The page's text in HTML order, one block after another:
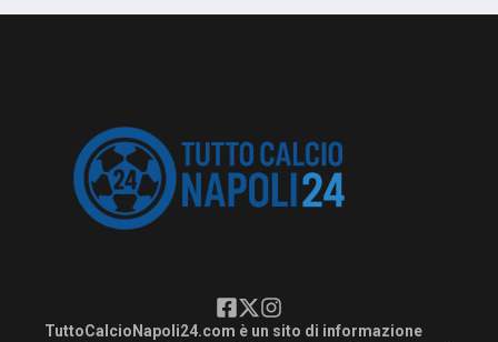
TuttoCalcioNapoli24.com è un sito di informazione